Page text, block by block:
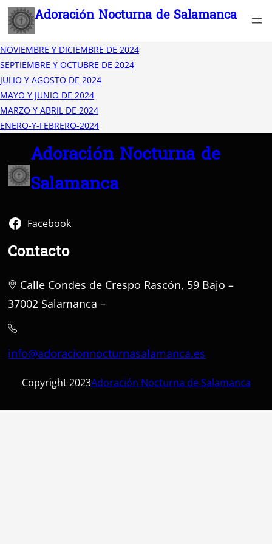
Saltar
contenido
Adoración Nocturna de Salamanca
NOVIEMBRE Y DICIEMBRE DE 2024
SEPTIEMBRE Y OCTUBRE DE 2024
JULIO Y AGOSTO DE 2024
MAYO Y JUNIO DE 2024
MARZO Y ABRIL DE 2024
ENERO-Y-FEBRERO-2024
Adoración Nocturna de
Salamanca
Facebook
Contacto
Calle Condes de Crespo Rascón, 59 Bajo –
37002 Salamanca –
info@adoracionnocturnasalamanca.es
Copyright 2023Adoración Nocturna de Salamanca